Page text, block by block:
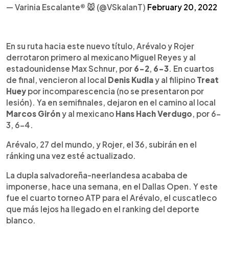
— Varinia Escalante® 🐭 (@VSkalanT) February 20, 2022
En su ruta hacia este nuevo título, Arévalo y Rojer
derrotaron primero al mexicano Miguel Reyes y al
estadounidense Max Schnur, por 6-2, 6-3. En cuartos
de final, vencieron al local Denis Kudlay al filipino Treat
Huey por incomparescencia (no se presentaron por
lesión). Ya en semifinales, dejaron en el camino al local
Marcos Giróny al mexicano Hans Hach Verdugo, por 6-
3, 6-4.
Arévalo, 27 del mundo, y Rojer, el 36, subirán en el
ránking una vez esté actualizado.
La dupla salvadoreña-neerlandesa acababa de
imponerse, hace una semana, en el Dallas Open. Y este
fue el cuarto torneo ATP para el Arévalo, el cuscatleco
que más lejos ha llegado en el ranking del deporte
blanco.